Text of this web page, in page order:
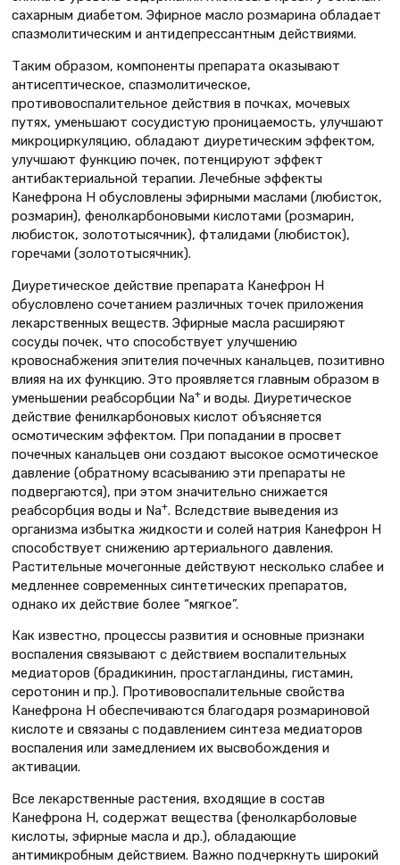
сахарным диабетом. Эфирное масло розмарина обладает
спазмолитическим и антидепрессантным действиями.
Таким образом, компоненты препарата оказывают
антисептическое, спазмолитическое,
противовоспалительное действия в почках, мочевых
путях, уменьшают сосудистую проницаемость, улучшают
микроциркуляцию, обладают диуретическим эффектом,
улучшают функцию почек, потенцируют эффект
антибактериальной терапии. Лечебные эффекты
Канефрона Н обусловлены эфирными маслами (любисток,
розмарин), фенолкарбоновыми кислотами (розмарин,
любисток, золототысячник), фталидами (любисток),
горечами (золототысячник).
Диуретическое действие препарата Канефрон Н
обусловлено сочетанием различных точек приложения
лекарственных веществ. Эфирные масла расширяют
сосуды почек, что способствует улучшению
кровоснабжения эпителия почечных канальцев, позитивно
влияя на их функцию. Это проявляется главным образом в
уменьшении реабсорбции Na+ и воды. Диуретическое
действие фенилкарбоновых кислот объясняется
осмотическим эффектом. При попадании в просвет
почечных канальцев они создают высокое осмотическое
давление (обратному всасыванию эти препараты не
подвергаются), при этом значительно снижается
реабсорбция воды и Na+. Вследствие выведения из
организма избытка жидкости и солей натрия Канефрон Н
способствует снижению артериального давления.
Растительные мочегонные действуют несколько слабее и
медленнее современных синтетических препаратов,
однако их действие более “мягкое”.
Как известно, процессы развития и основные признаки
воспаления связывают с действием воспалительных
медиаторов (брадикинин, простагландины, гистамин,
серотонин и пр.). Противовоспалительные свойства
Канефрона Н обеспечиваются благодаря розмариновой
кислоте и связаны с подавлением синтеза медиаторов
воспаления или замедлением их высвобождения и
активации.
Все лекарственные растения, входящие в состав
Канефрона Н, содержат вещества (фенолкарболовые
кислоты, эфирные масла и др.), обладающие
антимикробным действием. Важно подчеркнуть широкий